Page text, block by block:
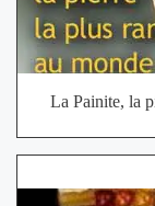
La Painite, la